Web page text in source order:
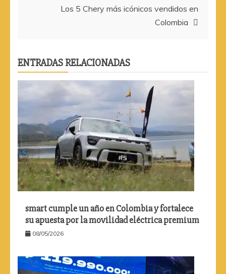
entradasLos 5 Chery más icónicos vendidos en
Colombia
ENTRADAS RELACIONADAS
smart cumple un año en Colombia y fortalece
su apuesta por la movilidad eléctrica premium
08/05/2026